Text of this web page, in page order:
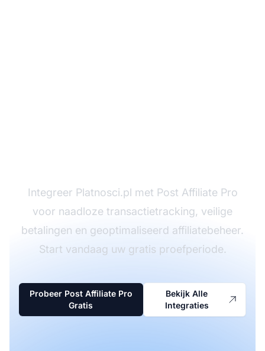
Integreer Platnosci.pl met Post Affiliate Pro
voor naadloze transactietracking, veilige
betalingen en geoptimaliseerd affiliatebeheer.
Start vandaag uw gratis proefperiode.
Probeer Post Affiliate Pro
Gratis
Bekijk Alle
Integraties